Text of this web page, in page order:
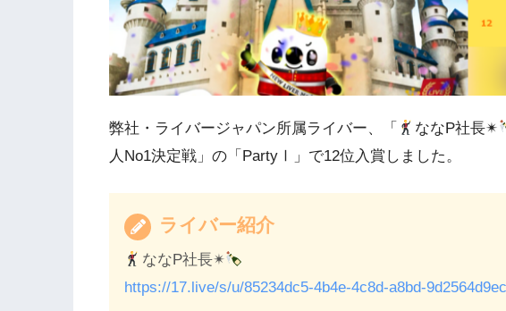
弊社・ライバージャパン所属ライバー、「 ななP社長✴︎
人No1決定戦」の「PartyⅠ」で12位入賞しました。
ライバー紹介
ななP社長✴︎
https://17.live/s/u/85234dc5-4b4e-4c8d-a8bd-